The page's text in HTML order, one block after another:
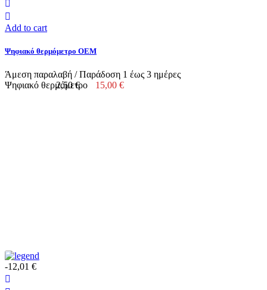
Add to cart
Ψηφιακό θερμόμετρο ΟΕΜ
Άμεση παραλαβή / Παράδoση 1 έως 3 ημέρες
2,50 €
15,00 €
Ψηφιακό θερμόμετρο
-12,01 €